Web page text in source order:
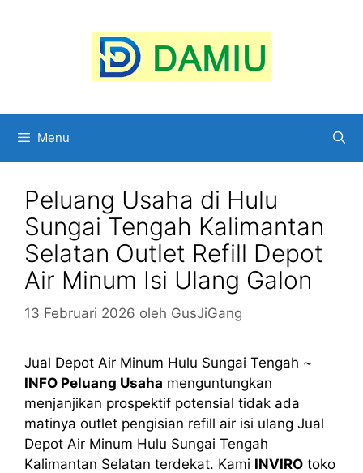
Menu
Peluang Usaha di Hulu
Sungai Tengah Kalimantan
Selatan Outlet Refill Depot
Air Minum Isi Ulang Galon
13 Februari 2026 oleh GusJiGang
Jual Depot Air Minum Hulu Sungai Tengah ~
INFO Peluang Usaha menguntungkan
menjanjikan prospektif potensial tidak ada
matinya outlet pengisian refill air isi ulang Jual
Depot Air Minum Hulu Sungai Tengah
Kalimantan Selatan terdekat. Kami INVIRO toko